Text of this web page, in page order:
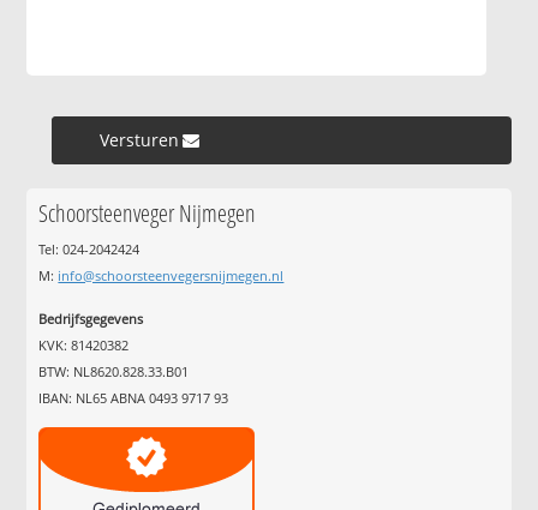
Versturen »
Schoorsteenveger Nijmegen
Tel: 024-2042424
M: info@schoorsteenvegersnijmegen.nl
Bedrijfsgegevens
KVK: 81420382
BTW: NL8620.828.33.B01
IBAN: NL65 ABNA 0493 9717 93